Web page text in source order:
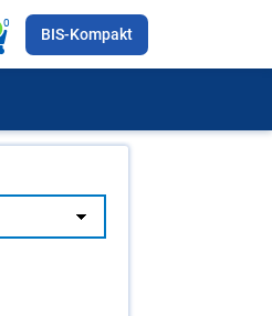
0
BIS-Kompakt